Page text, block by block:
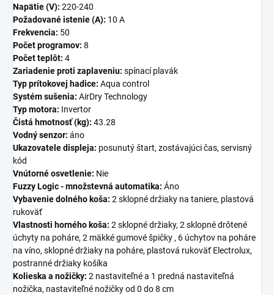
Napätie (V): 220-240
Požadované istenie (A): 10 A
Frekvencia: 50
Počet programov: 8
Počet teplôt: 4
Zariadenie proti zaplaveniu: spínací plavák
Typ prítokovej hadice: Aqua control
Systém sušenia: AirDry Technology
Typ motora: Invertor
Čistá hmotnosť (kg): 43.28
Vodný senzor: áno
Ukazovatele displeja: posunutý štart, zostávajúci čas, servisný
kód
Vnútorné osvetlenie: Nie
Fuzzy Logic - množstevná automatika: Áno
Vybavenie dolného koša: 2 sklopné držiaky na taniere, plastová
rukoväť
Vlastnosti horného koša: 2 sklopné držiaky, 2 sklopné drôtené
úchyty na poháre, 2 mäkké gumové špičky , 6 úchytov na poháre
na víno, sklopné držiaky na poháre, plastová rukoväť Electrolux,
postranné držiaky košíka
Kolieska a nožičky: 2 nastaviteľné a 1 predná nastaviteľná
nožička, nastaviteľné nožičky od 0 do 8 cm